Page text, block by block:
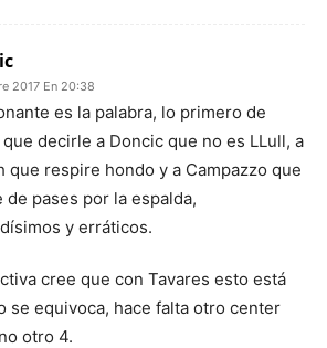
2017 En 20:38
es la palabra, lo primero de
decirle a Doncic que no es LLull, a
que respire hondo y a Campazzo que
de pases por la espalda,
y erráticos.
cree que con Tavares esto está
se equivoca, hace falta otro center
otro 4.